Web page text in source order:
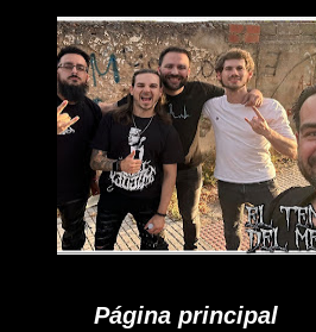
Página principal